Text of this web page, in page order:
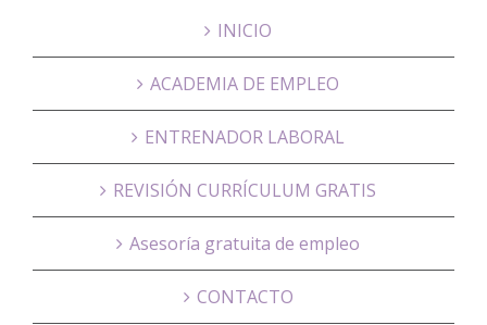
INICIO
ACADEMIA DE EMPLEO
ENTRENADOR LABORAL
REVISIÓN CURRÍCULUM GRATIS
Asesoría gratuita de empleo
CONTACTO